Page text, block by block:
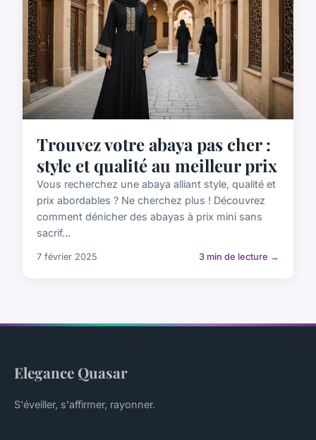
Trouvez votre abaya pas cher :
style et qualité au meilleur prix
Vous recherchez une abaya alliant style, qualité et
prix abordables ? Ne cherchez plus ! Découvrez
comment dénicher des abayas à prix mini sans
sacrif...
7 février 2025 3 min de lecture →
Elegance Quasar
S'éveiller, s'affirmer, rayonner.